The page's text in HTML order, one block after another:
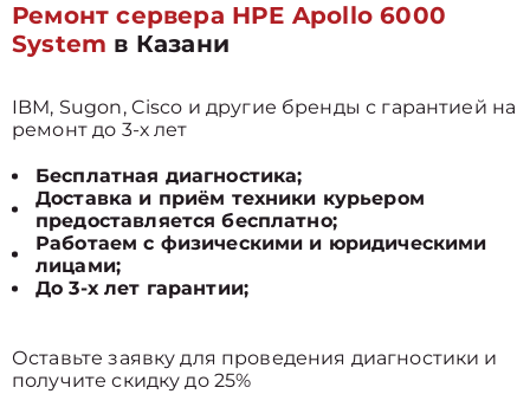
Ремонт сервера HPE Apollo 6000
System в Казани
IBM, Sugon, Cisco и другие бренды с гарантией на
ремонт до 3-х лет
Бесплатная диагностика;
Доставка и приём техники курьером
предоставляется бесплатно;
Работаем с физическими и юридическими
лицами;
До 3-х лет гарантии;
Оставьте заявку для проведения диагностики и
получите скидку до 25%